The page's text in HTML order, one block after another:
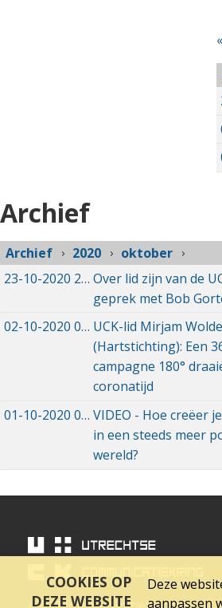
Archief
Archief 2020
oktober
23-10-2020 23-10-2020 16:08
Over lid zijn van de
geprek met Bob
02-10-2020 02-10-2020 17:31
UCK-lid Mirjam
(Hartstichting): Een
campagne 180°
coronatijd
01-10-2020 01-10-2020 21:08
VIDEO - Hoe creëer
in een steeds meer
wereld?
COOKIES OP
DEZE WEBSITE
Deze
aanpassen